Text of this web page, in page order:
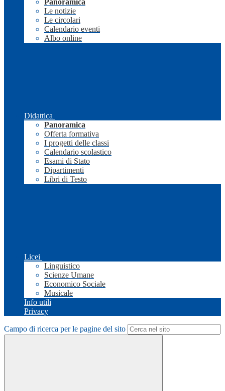
Panoramica
Le notizie
Le circolari
Calendario eventi
Albo online
Didattica
Panoramica
Offerta formativa
I progetti delle classi
Calendario scolastico
Esami di Stato
Dipartimenti
Libri di Testo
Licei
Linguistico
Scienze Umane
Economico Sociale
Musicale
Info utili
Privacy
Campo di ricerca per le pagine del sito